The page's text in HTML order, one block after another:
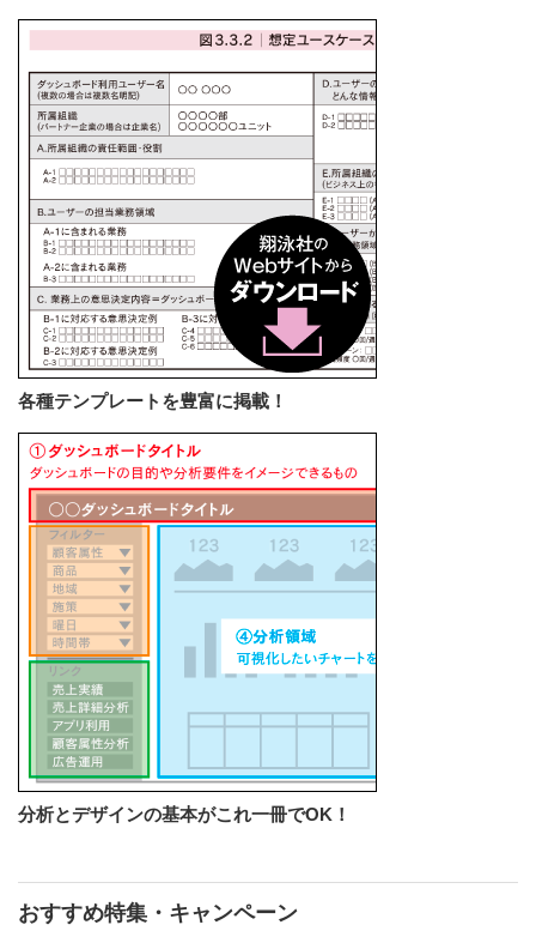
各種テンプレートを豊富に掲載！
分析とデザインの基本がこれ一冊でOK！
おすすめ特集・キャンペーン